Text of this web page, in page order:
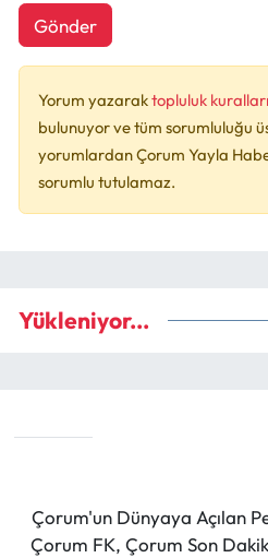
Gönder
Yorum yazaraktopluluk
bulunuyor ve tüm sorumluluğu
yorumlardan Çorum Yayla
sorumlu tutulamaz.
Yükleniyor...
Çorum'un Dünyaya Açılan
Çorum FK, Çorum Son